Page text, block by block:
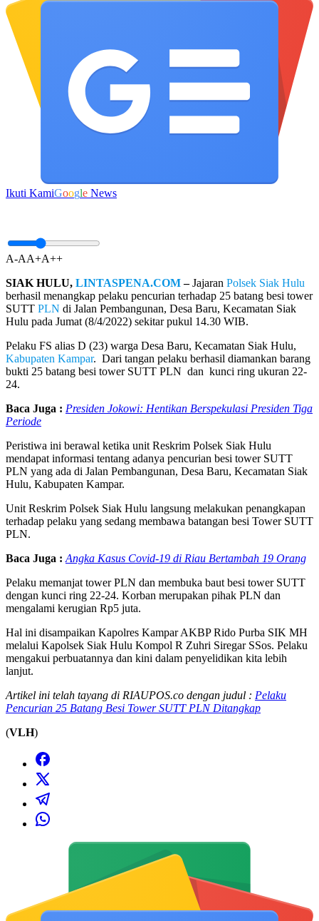
Ikuti KamiGoogle News
A-AA+A++
SIAK HULU, LINTASPENA.COM–Jajaran Polsek Siak Hulu
berhasil menangkap pelaku pencurian terhadap 25 batang besi tower
SUTT PLN di Jalan Pembangunan, Desa Baru, Kecamatan Siak
Hulu pada Jumat (8/4/2022) sekitar pukul 14.30 WIB.
Pelaku FS alias D (23) warga Desa Baru, Kecamatan Siak Hulu,
Kabupaten Kampar. Dari tangan pelaku berhasil diamankan barang
bukti 25 batang besi tower SUTT PLN dan kunci ring ukuran 22-
24.
Baca Juga : Presiden Jokowi: Hentikan Berspekulasi Presiden Tiga
Periode
Peristiwa ini berawal ketika unit Reskrim Polsek Siak Hulu
mendapat informasi tentang adanya pencurian besi tower SUTT
PLN yang ada di Jalan Pembangunan, Desa Baru, Kecamatan Siak
Hulu, Kabupaten Kampar.
Unit Reskrim Polsek Siak Hulu langsung melakukan penangkapan
terhadap pelaku yang sedang membawa batangan besi Tower SUTT
PLN.
Baca Juga : Angka Kasus Covid-19 di Riau Bertambah 19 Orang
Pelaku memanjat tower PLN dan membuka baut besi tower SUTT
dengan kunci ring 22-24. Korban merupakan pihak PLN dan
mengalami kerugian Rp5 juta.
Hal ini disampaikan Kapolres Kampar AKBP Rido Purba SIK MH
melalui Kapolsek Siak Hulu Kompol R Zuhri Siregar SSos. Pelaku
mengakui perbuatannya dan kini dalam penyelidikan kita lebih
lanjut.
Artikel ini telah tayang di RIAUPOS.co dengan judul : Pelaku
Pencurian 25 Batang Besi Tower SUTT PLN Ditangkap
(VLH)